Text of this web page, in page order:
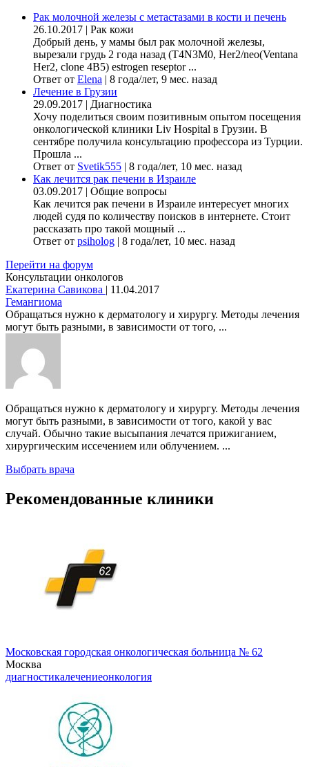
Рак молочной железы с метастазами в кости и печень
26.10.2017 | Рак кожи
Добрый день, у мамы был рак молочной железы,
вырезали грудь 2 года назад (Т4N3M0, Her2/neo(Ventana
Her2, clone 4B5) estrogen reseptor ...
Ответ от Elena | 8 года/лет, 9 мес. назад
Лечение в Грузии
29.09.2017 | Диагностика
Хочу поделиться своим позитивным опытом посещения
онкологической клиники Liv Hospital в Грузии. В
сентябре получила консультацию профессора из Турции.
Прошла ...
Ответ от Svetik555 | 8 года/лет, 10 мес. назад
Как лечится рак печени в Израиле
03.09.2017 | Общие вопросы
Как лечится рак печени в Израиле интересует многих
людей судя по количеству поисков в интернете. Стоит
рассказать про такой мощный ...
Ответ от psiholog | 8 года/лет, 10 мес. назад
Перейти на форум
Консультации онкологов
Екатерина Савикова | 11.04.2017
Гемангиома
Обращаться нужно к дерматологу и хирургу. Методы лечения
могут быть разными, в зависимости от того, ...
Обращаться нужно к дерматологу и хирургу. Методы лечения
могут быть разными, в зависимости от того, какой у вас
случай. Обычно такие высыпания лечатся прижиганием,
хирургическим иссечением или облучением. ...
Выбрать врача
Рекомендованные клиники
Московская городская онкологическая больница № 62
Москва
диагностикалечениеонкология